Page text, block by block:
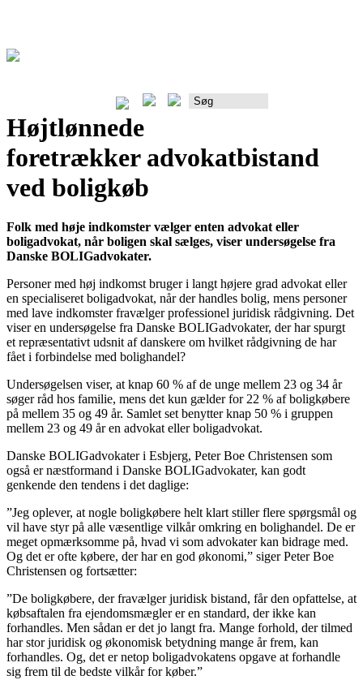
Højtlønnede
foretrækker advokatbistand
ved boligkøb
Folk med høje indkomster vælger enten advokat eller
boligadvokat, når boligen skal sælges, viser undersøgelse fra
Danske BOLIGadvokater.
Personer med høj indkomst bruger i langt højere grad advokat eller
en specialiseret boligadvokat, når der handles bolig, mens personer
med lave indkomster fravælger professionel juridisk rådgivning. Det
viser en undersøgelse fra Danske BOLIGadvokater, der har spurgt
et repræsentativt udsnit af danskere om hvilket rådgivning de har
fået i forbindelse med bolighandel?
Undersøgelsen viser, at knap 60 % af de unge mellem 23 og 34 år
søger råd hos familie, mens det kun gælder for 22 % af boligkøbere
på mellem 35 og 49 år. Samlet set benytter knap 50 % i gruppen
mellem 23 og 49 år en advokat eller boligadvokat.
Danske BOLIGadvokater i Esbjerg, Peter Boe Christensen som
også er næstformand i Danske BOLIGadvokater, kan godt
genkende den tendens i det daglige:
”Jeg oplever, at nogle boligkøbere helt klart stiller flere spørgsmål og
vil have styr på alle væsentlige vilkår omkring en bolighandel. De er
meget opmærksomme på, hvad vi som advokater kan bidrage med.
Og det er ofte købere, der har en god økonomi,” siger Peter Boe
Christensen og fortsætter:
”De boligkøbere, der fravælger juridisk bistand, får den opfattelse, at
købsaftalen fra ejendomsmægler er en standard, der ikke kan
forhandles. Men sådan er det jo langt fra. Mange forhold, der tilmed
har stor juridisk og økonomisk betydning mange år frem, kan
forhandles. Og, det er netop boligadvokatens opgave at forhandle
sig frem til de bedste vilkår for køber.”